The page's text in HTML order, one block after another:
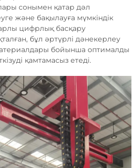
сонымен қатар дәл
және бақылауға мүмкіндік
цифрлық басқару
бұл әртүрлі дәнекерлеу
бойынша оптималды
қамтамасыз етеді.